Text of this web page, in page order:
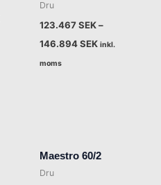
Dru
123.467SEK–
146.894SEK inkl.
moms
Maestro 60/2
Dru